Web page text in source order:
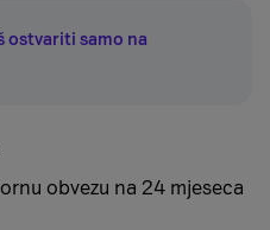
ostvariti samo na
obvezu na 24 mjeseca